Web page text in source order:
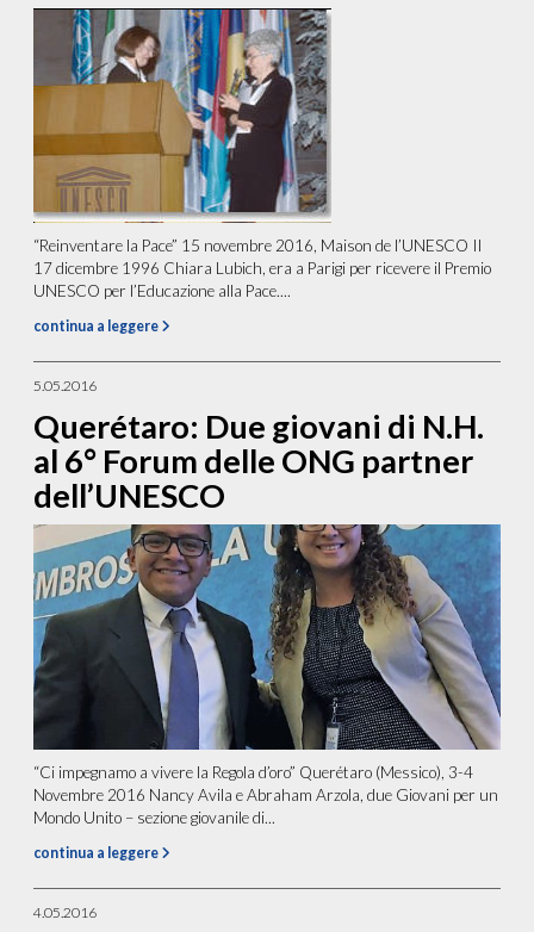
“Reinventare la Pace” 15 novembre 2016, Maison de l’UNESCO Il
17 dicembre 1996 Chiara Lubich, era a Parigi per ricevere il Premio
UNESCO per l’Educazione alla Pace....
continua a leggere
5.05.2016
Querétaro: Due giovani di N.H.
al 6° Forum delle ONG partner
dell’UNESCO
“Ci impegnamo a vivere la Regola d’oro” Querétaro (Messico), 3-4
Novembre 2016 Nancy Avila e Abraham Arzola, due Giovani per un
Mondo Unito – sezione giovanile di...
continua a leggere
4.05.2016